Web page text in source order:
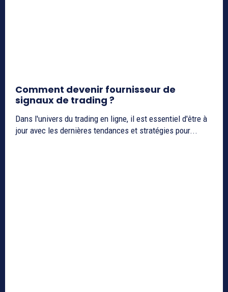
Comment devenir fournisseur de
signaux de trading ?
Dans l'univers du trading en ligne, il est essentiel d'être à
jour avec les dernières tendances et stratégies pour...